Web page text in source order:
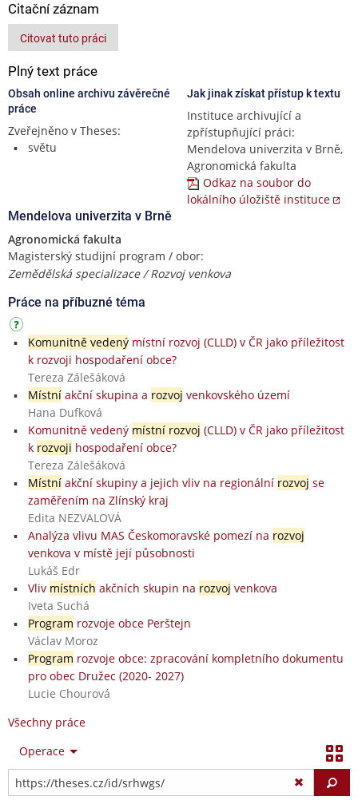
Citační záznam
Citovat tuto práci
Plný text práce
Obsah online archivu závěrečné
práce
Zveřejněno v Theses:
světu
Jak jinak získat přístup k textu
Instituce archivující a
zpřístupňující práci:
Mendelova univerzita v Brně,
Agronomická fakulta
Odkaz na soubor do
lokálního úložiště instituce
Mendelova univerzita v Brně
Agronomická fakulta
Magisterský studijní program / obor:
Zemědělská specializace / Rozvoj venkova
Práce na příbuzné téma
Komunitně vedenýmístní rozvoj (CLLD) v ČR jako příležitost
k rozvoji hospodaření obce?
Tereza Zálešáková
Místníakční skupina a rozvoj venkovského území
Hana Dufková
Komunitně vedený místní rozvoj (CLLD) v ČR jako příležitost
k rozvoji hospodaření obce?
Tereza Zálešáková
Místníakční skupiny a jejich vliv na regionální rozvoj se
zaměřením na Zlínský kraj
Edita NEZVALOVÁ
Analýza vlivu MAS Českomoravské pomezí na rozvoj
venkova v místě její působnosti
Lukáš Edr
Vliv místních akčních skupin na rozvoj venkova
Iveta Suchá
Program rozvoje obce Perštejn
Václav Moroz
Program rozvoje obce: zpracování kompletního dokumentu
pro obec Družec (2020- 2027)
Lucie Chourová
Všechny práce
Operace